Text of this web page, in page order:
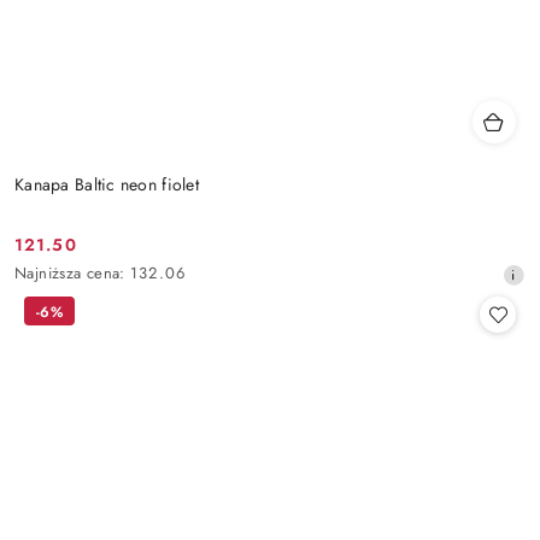
Kanapa Baltic neon fiolet
Cena
promocyjna:
121.50
Najniższa
cena
Najniższa cena: 132.06
-6%